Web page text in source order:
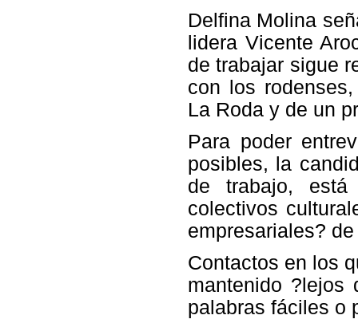
Delfina Molina
lidera Vicente
de trabajar sigue
con los
La Roda y de un
Para poder
posibles, la
de trabajo, está
colectivos
empresariales?
Contactos en los
mantenido ?lejos
palabras fáciles o